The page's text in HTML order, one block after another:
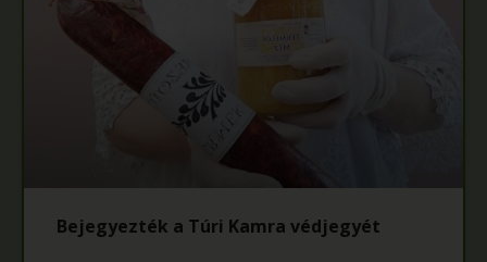
Bejegyezték a Túri Kamra védjegyét